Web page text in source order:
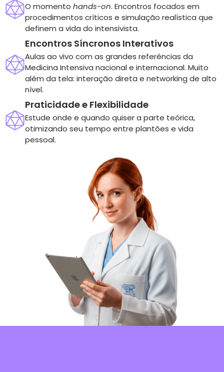
O momento hands-on. Encontros focados em
procedimentos críticos e simulação realística que
definem a vida do intensivista.
Encontros Síncronos Interativos
Aulas ao vivo com as grandes referências da
Medicina Intensiva nacional e internacional. Muito
além da tela: interação direta e networking de alto
nível.
Praticidade e Flexibilidade
Estude onde e quando quiser a parte teórica,
otimizando seu tempo entre plantões e vida
pessoal.